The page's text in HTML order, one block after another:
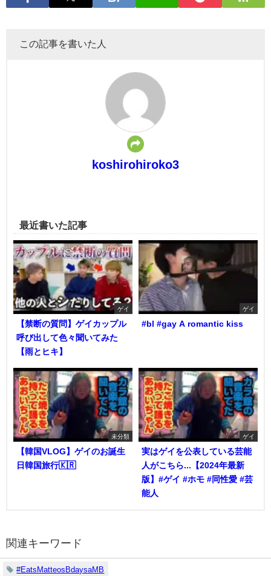
この記事を書いた人
koshirohiroko3
最近書いた記事
ゲイ
【禁断の質問】ゲイカップル
呼び出して色々聞いてみた
【雨とヒキ】
ゲイ
#bl #gay A romantic kiss
未分類
【韓国VLOG】ゲイのお誕生
日韓国旅行🇰🇷
ゲイ
実はゲイを公表している芸能
人がこちら...【2024年最新
版】#ゲイ #ホモ #同性愛 #芸
能人
関連キーワード
#EatsMatteosBdaysaMB